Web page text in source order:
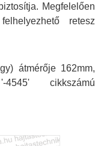
Megfelelően
retesz
átmérője 162mm,
cikkszámú